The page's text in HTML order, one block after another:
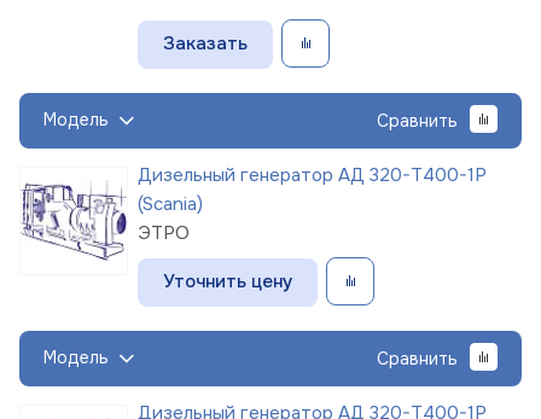
Заказать
Модель Сравнить
Дизельный генератор АД 320-Т400-1Р
(Scania)
ЭТРО
Уточнить цену
Модель Сравнить
Дизельный генератор АД 320-Т400-1Р